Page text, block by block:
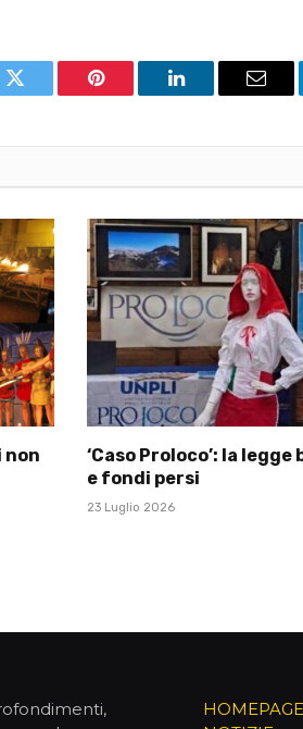
Twitter Pinterest LinkedIn Email
non
‘Caso Proloco’: la
e fondi persi
23 Luglio 2026
HOMEPAGE